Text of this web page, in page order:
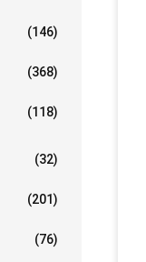
(146)
(368)
(118)
(32)
(201)
(76)